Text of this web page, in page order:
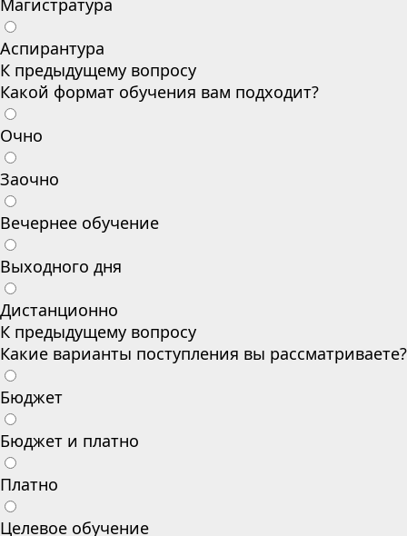
Магистратура
Аспирантура
К предыдущему вопросу
Какой формат обучения вам подходит?
Очно
Заочно
Вечернее обучение
Выходного дня
Дистанционно
К предыдущему вопросу
Какие варианты поступления вы рассматриваете?
Бюджет
Бюджет и платно
Платно
Целевое обучение